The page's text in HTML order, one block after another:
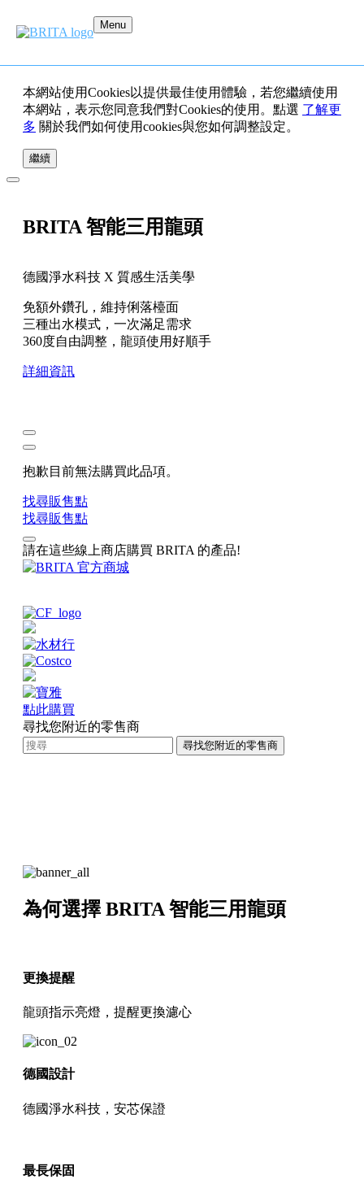
本網站使用Cookies以提供最佳使用體驗，若您繼續使用
本網站，表示您同意我們對Cookies的使用。點選 了解更
多 關於我們如何使用cookies與您如何調整設定。
繼續
Menu
BRITA 智能三用龍頭
德國淨水科技 X 質感生活美學
免額外鑽孔，維持俐落檯面
三種出水模式，一次滿足需求
360度自由調整，龍頭使用好順手
詳細資訊
抱歉目前無法購買此品項。
找尋販售點
找尋販售點
請在這些線上商店購買 BRITA 的產品!
點此購買
尋找您附近的零售商
尋找您附近的零售商
為何選擇 BRITA 智能三用龍頭
更換提醒
龍頭指示亮燈，提醒更換濾心
德國設計
德國淨水科技，安芯保證
最長保固